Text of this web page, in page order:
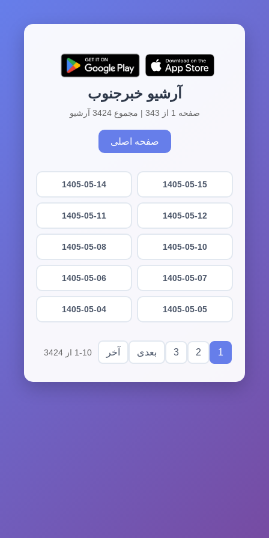
آرشیو خبرجنوب
صفحه 1 از 343 | مجموع 3424 آرشیو
صفحه اصلی
1405-05-15
1405-05-14
1405-05-12
1405-05-11
1405-05-10
1405-05-08
1405-05-07
1405-05-06
1405-05-05
1405-05-04
1
2
3 بعدی آخر 1-10 از 3424